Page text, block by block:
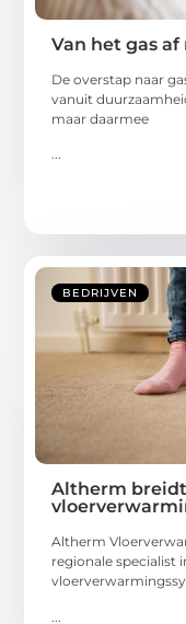
Van het gas
De overstap naar
vanuit
maar daarmee
...
BEDRIJVEN
Altherm
Altherm
regionale specialist